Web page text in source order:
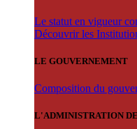
Le statut en vigueur
Découvrir les
LE GOUVERNEMENT
Composition du
L'ADMINISTRATION